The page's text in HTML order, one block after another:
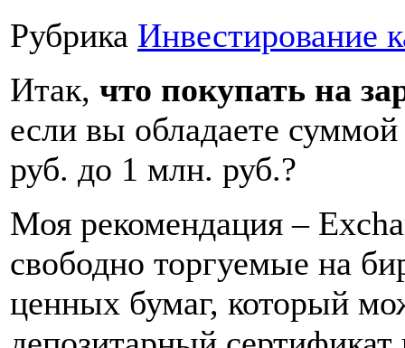
Рубрика Инвестирование
Итак, что покупать на
если вы обладаете
руб. до 1 млн. руб.?
Моя рекомендация –
свободно торгуемые на
ценных бумаг, который